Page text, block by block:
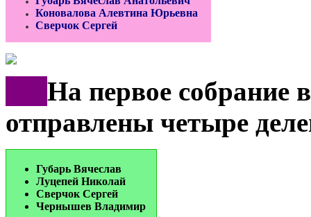
Коновалова Алевтина Юрьевна
Сверчок Сергей
На первое собрание
отправлены четыре
Губарь Вячеслав
Луцепей Николай
Сверчок Сергей
Чернышев Владимир